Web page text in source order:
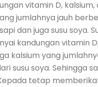
vitamin D, kalsium,
jumlahnya jauh
dan juga susu soya.
kandungan vitamin
kalsium yang
susu soya. Sehingga
tetap